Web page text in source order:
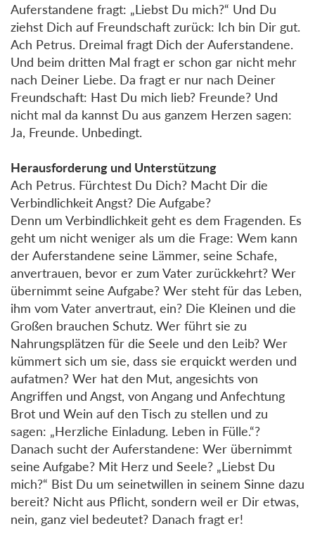
Auferstandene fragt: „Liebst Du mich?“ Und Du
ziehst Dich auf Freundschaft zurück: Ich bin Dir gut.
Ach Petrus. Dreimal fragt Dich der Auferstandene.
Und beim dritten Mal fragt er schon gar nicht mehr
nach Deiner Liebe. Da fragt er nur nach Deiner
Freundschaft: Hast Du mich lieb? Freunde? Und
nicht mal da kannst Du aus ganzem Herzen sagen:
Ja, Freunde. Unbedingt.
Herausforderung und Unterstützung
Ach Petrus. Fürchtest Du Dich? Macht Dir die
Verbindlichkeit Angst? Die Aufgabe?
Denn um Verbindlichkeit geht es dem Fragenden. Es
geht um nicht weniger als um die Frage: Wem kann
der Auferstandene seine Lämmer, seine Schafe,
anvertrauen, bevor er zum Vater zurückkehrt? Wer
übernimmt seine Aufgabe? Wer steht für das Leben,
ihm vom Vater anvertraut, ein? Die Kleinen und die
Großen brauchen Schutz. Wer führt sie zu
Nahrungsplätzen für die Seele und den Leib? Wer
kümmert sich um sie, dass sie erquickt werden und
aufatmen? Wer hat den Mut, angesichts von
Angriffen und Angst, von Angang und Anfechtung
Brot und Wein auf den Tisch zu stellen und zu
sagen: „Herzliche Einladung. Leben in Fülle.“?
Danach sucht der Auferstandene: Wer übernimmt
seine Aufgabe? Mit Herz und Seele? „Liebst Du
mich?“ Bist Du um seinetwillen in seinem Sinne dazu
bereit? Nicht aus Pflicht, sondern weil er Dir etwas,
nein, ganz viel bedeutet? Danach fragt er!